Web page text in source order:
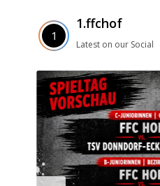
1.ffchof
Latest on our Social